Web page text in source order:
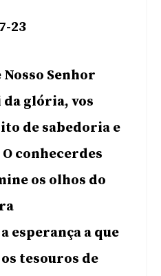
23
Nosso Senhor
da glória, vos
de sabedoria e
conhecerdes
os olhos do
esperança a que
tesouros de